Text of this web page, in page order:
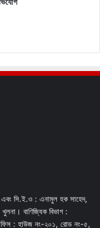
সি.ই.ও : এনামুল হক সাহেদ,
বাণিজ্যিক বিভাগ :
: হাউজ নং-২০১, রোড নং-৫,